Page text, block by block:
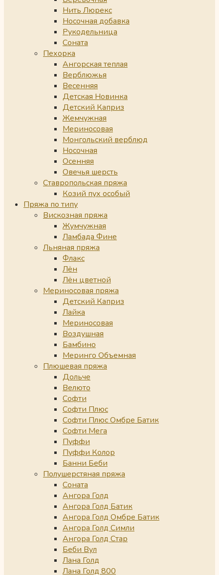
Нить Люрекс
Носочная добавка
Рукодельница
Соната
Пехорка
Ангорская теплая
Верблюжья
Весенняя
Детская Новинка
Детский Каприз
Жемчужная
Мериносовая
Монгольский верблюд
Носочная
Осенняя
Овечья шерсть
Ставропольская пряжа
Козий пух особый
Пряжа по типу
Вискозная пряжа
Жумчужная
Ламбада Фине
Льняная пряжа
Флакс
Лён
Лён цветной
Мериносовая пряжа
Детский Каприз
Лайка
Мериносовая
Воздушная
Бамбино
Меринго Объемная
Плюшевая пряжа
Дольче
Велюто
Софти
Софти Плюс
Софти Плюс Омбре Батик
Софти Мега
Пуффи
Пуффи Колор
Банни Беби
Полушерстяная пряжа
Соната
Ангора Голд
Ангора Голд Батик
Ангора Голд Омбре Батик
Ангора Голд Симли
Ангора Голд Стар
Беби Вул
Лана Голд
Лана Голд 800